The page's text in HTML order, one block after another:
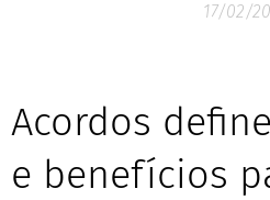
17/02/
Acordos
e benefícios